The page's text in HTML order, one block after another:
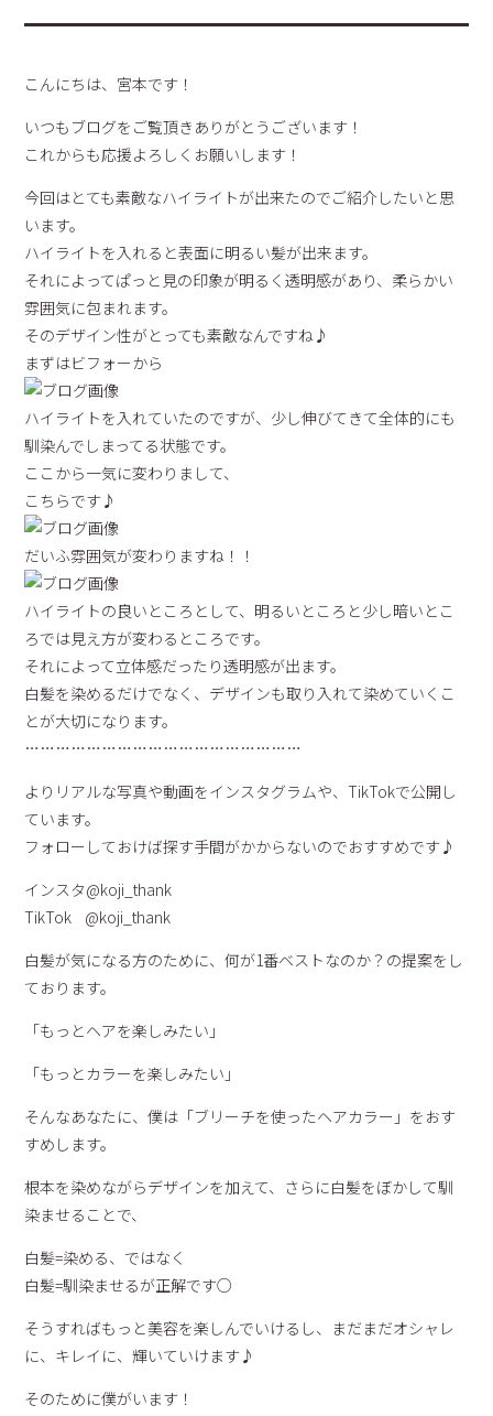
こんにちは、宮本です！
いつもブログをご覧頂きありがとうございます！
これからも応援よろしくお願いします！
今回はとても素敵なハイライトが出来たのでご紹介したいと思
います。
ハイライトを入れると表面に明るい髪が出来ます。
それによってぱっと見の印象が明るく透明感があり、柔らかい
雰囲気に包まれます。
そのデザイン性がとっても素敵なんですね♪
まずはビフォーから
ハイライトを入れていたのですが、少し伸びてきて全体的にも
馴染んでしまってる状態です。
ここから一気に変わりまして、
こちらです♪
だいふ雰囲気が変わりますね！！
ハイライトの良いところとして、明るいところと少し暗いとこ
ろでは見え方が変わるところです。
それによって立体感だったり透明感が出ます。
白髪を染めるだけでなく、デザインも取り入れて染めていくこ
とが大切になります。
………………………………………………
よりリアルな写真や動画をインスタグラムや、TikTokで公開し
ています。
フォローしておけば探す手間がかからないのでおすすめです♪
インスタ@koji_thank
TikTok @koji_thank
白髪が気になる方のために、何が1番ベストなのか？の提案をし
ております。
「もっとヘアを楽しみたい」
「もっとカラーを楽しみたい」
そんなあなたに、僕は「ブリーチを使ったヘアカラー」をおす
すめします。
根本を染めながらデザインを加えて、さらに白髪をぼかして馴
染ませることで、
白髪=染める、ではなく
白髪=馴染ませるが正解です○
そうすればもっと美容を楽しんでいけるし、まだまだオシャレ
に、キレイに、輝いていけます♪
そのために僕がいます！